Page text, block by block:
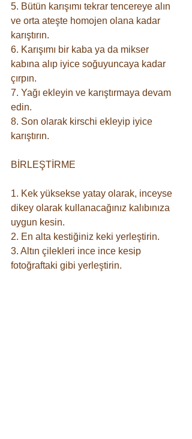
5. Bütün karışımı tekrar tencereye alın
ve orta ateşte homojen olana kadar
karıştırın.
6. Karışımı bir kaba ya da mikser
kabına alıp iyice soğuyuncaya kadar
çırpın.
7. Yağı ekleyin ve karıştırmaya devam
edin.
8. Son olarak kirschi ekleyip iyice
karıştırın.
BİRLEŞTİRME
1. Kek yüksekse yatay olarak, inceyse
dikey olarak kullanacağınız kalıbınıza
uygun kesin.
2. En alta kestiğiniz keki yerleştirin.
3. Altın çilekleri ince ince kesip
fotoğraftaki gibi yerleştirin.